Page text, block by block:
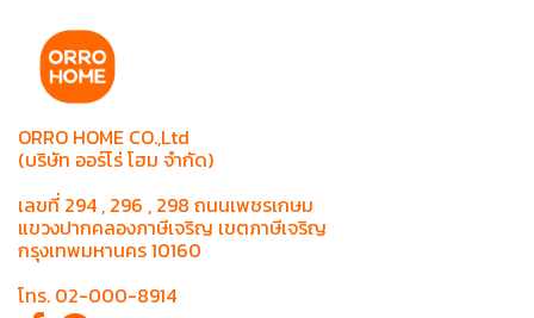
ORRO HOME CO.,Ltd
(บริษัท ออร์โร่ โฮม จำกัด)
เลขที่ 294 , 296 , 298 ถนนเพชรเกษม
แขวงปากคลองภาษีเจริญ เขตภาษีเจริญ
กรุงเทพมหานคร 10160
โทร. 02-000-8914